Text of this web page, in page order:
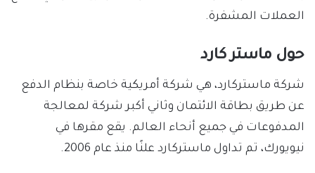
العملات المشفرة.
حول ماستر كارد
شركة ماستركارد، هي شركة أمريكية خاصة بنظام الدفع
عن طريق بطاقة الائتمان وثاني أكبر شركة لمعالجة
المدفوعات في جميع أنحاء العالم. يقع مقرها في
نيويورك، تم تداول ماستركارد علنًا منذ عام 2006.